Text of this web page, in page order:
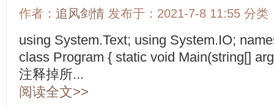
作者： 追风剑情 发布于：2021-7-8 11:55 分类
using System.Text; using System.IO;
class Program { static void Main(string[]
注释掉所...
阅读全文>>